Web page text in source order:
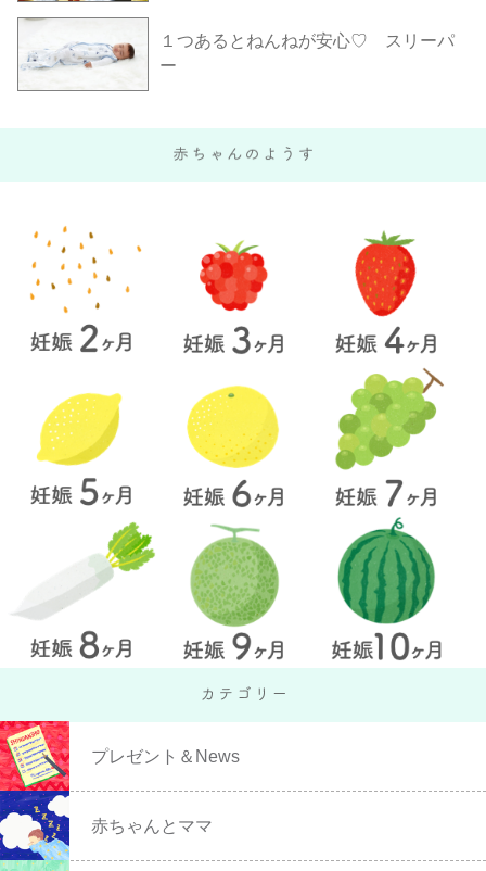
１つあるとねんねが安心♡ スリーパ
ー
プレゼント＆News
赤ちゃんとママ